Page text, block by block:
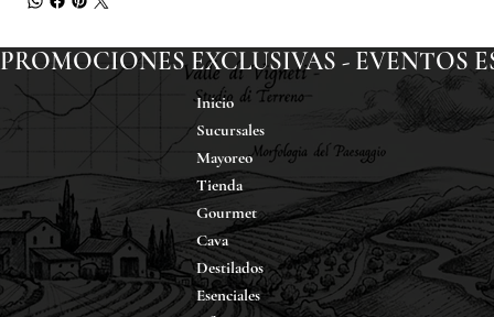
PROMOCIONES EXCLUSIVAS - EVENTOS
Inicio
Sucursales
Mayoreo
Tienda
Gourmet
Cava
Destilados
Esenciales